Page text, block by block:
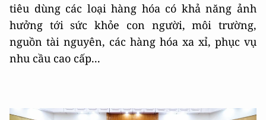
tiêu dùng các loại hàng hóa có khả năng ảnh
hưởng tới sức khỏe con người, môi trường,
nguồn tài nguyên, các hàng hóa xa xỉ, phục vụ
nhu cầu cao cấp...